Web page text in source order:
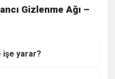
Gizlenme Ağı –
işe yarar?